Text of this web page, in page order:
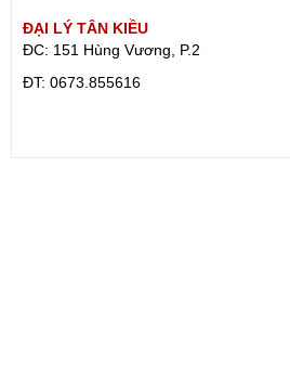
ĐẠI LÝ TÂN KIỀU
ĐC: 151 Hùng Vương, P.2
ÐT: 0673.855616